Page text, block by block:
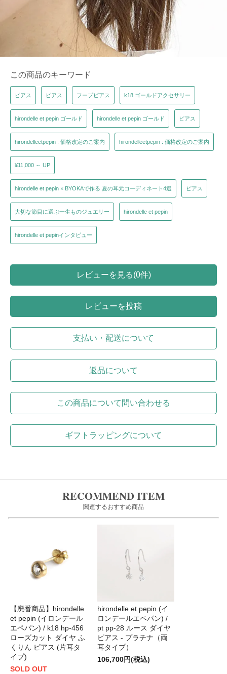
この商品のキーワード
ピアス ピアス フープピアス k18 ゴールドアクセサリー
hirondelle et pepin ゴールド hirondelle et pepin ゴールド ピアス
hirondelleetpepin : 価格改定のご案内 hirondelleetpepin : 価格改定のご案内
¥11,000 ～ UP
hirondelle et pepin × BYOKAで作る 夏の耳元コーディネート4選 ピアス
大切な節目に選ぶ一生ものジュエリー hirondelle et pepin
hirondelle et pepinインタビュー
レビューを見る(0件)
レビューを投稿
支払い・配送について
返品について
この商品について問い合わせる
ギフトラッピングについて
RECOMMEND ITEM
関連するおすすめ商品
【廃番商品】hirondelle
et pepin (イロンデール
エペパン) / k18 hp-456
ローズカット ダイヤ ふ
くりん ピアス (片耳タ
イプ)
SOLD OUT
hirondelle et pepin (イ
ロンデールエペパン) /
pt pp-28 ルース ダイヤ
ピアス - プラチナ（両
耳タイプ）
106,700円(税込)